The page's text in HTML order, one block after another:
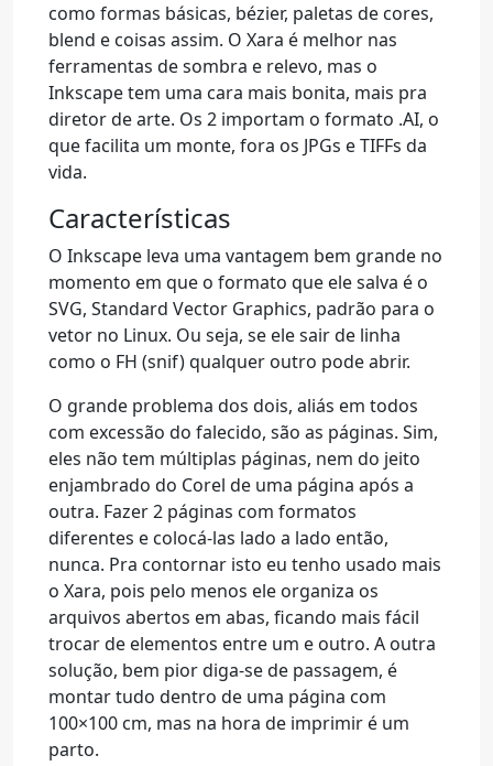
como formas básicas, bézier, paletas de cores,
blend e coisas assim. O Xara é melhor nas
ferramentas de sombra e relevo, mas o
Inkscape tem uma cara mais bonita, mais pra
diretor de arte. Os 2 importam o formato .AI, o
que facilita um monte, fora os JPGs e TIFFs da
vida.
Características
O Inkscape leva uma vantagem bem grande no
momento em que o formato que ele salva é o
SVG, Standard Vector Graphics, padrão para o
vetor no Linux. Ou seja, se ele sair de linha
como o FH (snif) qualquer outro pode abrir.
O grande problema dos dois, aliás em todos
com excessão do falecido, são as páginas. Sim,
eles não tem múltiplas páginas, nem do jeito
enjambrado do Corel de uma página após a
outra. Fazer 2 páginas com formatos
diferentes e colocá-las lado a lado então,
nunca. Pra contornar isto eu tenho usado mais
o Xara, pois pelo menos ele organiza os
arquivos abertos em abas, ficando mais fácil
trocar de elementos entre um e outro. A outra
solução, bem pior diga-se de passagem, é
montar tudo dentro de uma página com
100×100 cm, mas na hora de imprimir é um
parto.